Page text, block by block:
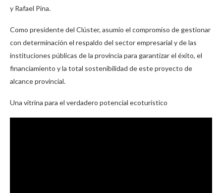
y Rafael Pina.
Como presidente del Clúster, asumio el compromiso de gestionar
con determinación el respaldo del sector empresarial y de las
instituciones públicas de la provincia para garantizar el éxito, el
financiamiento y la total sostenibilidad de este proyecto de
alcance provincial.
Una vitrina para el verdadero potencial ecoturístico